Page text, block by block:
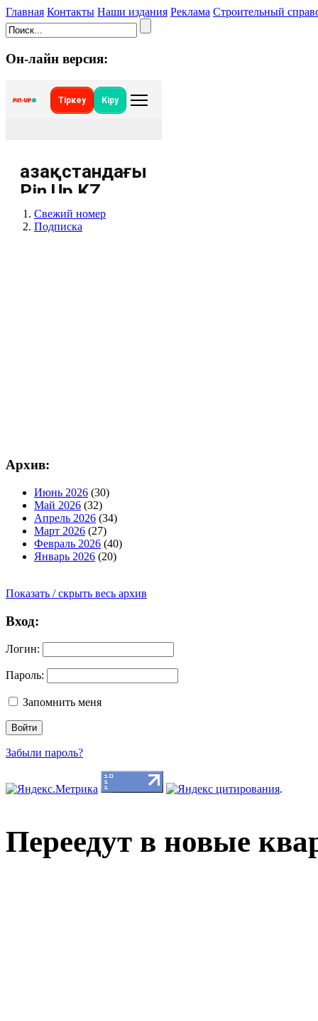
Главная Контакты Наши издания Реклама Строительный
Он-лайн версия:
Свежий номер
Подписка
Архив:
Июнь 2026 (30)
Май 2026 (32)
Апрель 2026 (34)
Март 2026 (27)
Февраль 2026 (40)
Январь 2026 (20)
Показать / скрыть весь архив
Вход:
Логин:
Пароль:
Запомнить меня
Забыли пароль?
.
Переедут в новые